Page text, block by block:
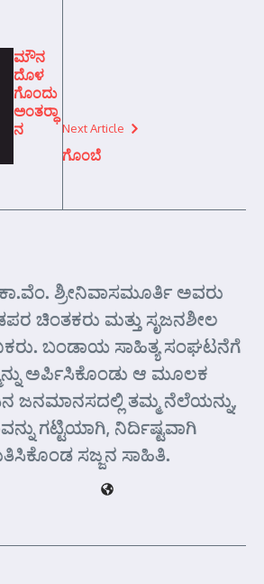
ಮೌನ
ದೊಳ
ಗೊಂದು
ಅಂತರ್‍ಧಾ
ನ
Next Article
ಗೊಂಬೆ
ಶ್ರೀನಿವಾಸಮೂರ್ತಿ ಅವರು
ಚಿಂತಕರು ಮತ್ತು ಸೃಜನಶೀಲ
ಬಂಡಾಯ ಸಾಹಿತ್ಯ ಸಂಘಟನೆಗೆ
ಅರ್ಪಿಸಿಕೊಂಡು ಆ ಮೂಲಕ
ಜನಮಾನಸದಲ್ಲಿ ತಮ್ಮ ನೆಲೆಯನ್ನು,
ಗಟ್ಟಿಯಾಗಿ, ನಿರ್ದಿಷ್ಟವಾಗಿ
ಸಜ್ಜನ ಸಾಹಿತಿ.